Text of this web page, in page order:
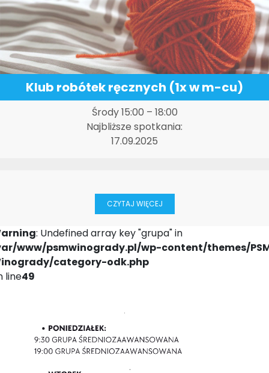
Klub robótek ręcznych (1x w m-cu)
Środy 15:00 – 18:00
Najbliższe spotkania:
17.09.2025
CZYTAJ WIĘCEJ
: Undefined array key "grupa" in
www/psmwinogrady.pl/wp-content/themes/
category-odk.php
line49